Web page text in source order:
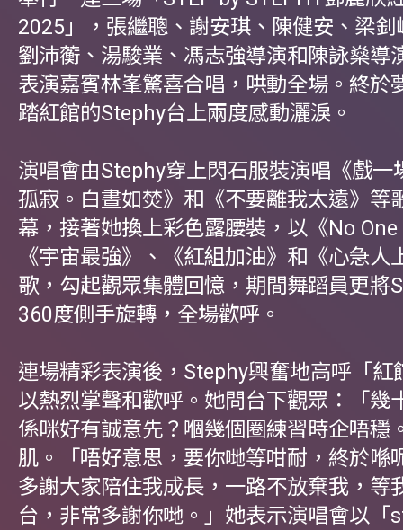
2025」，張繼聰、謝安琪、陳健安、梁
劉沛蘅、湯駿業、馮志強導演和陳詠燊導
表演嘉賓林峯驚喜合唱，哄動全場。終於
踏紅館的Stephy台上兩度感動灑淚。
演唱會由Stephy穿上閃石服裝演唱《戲一
孤寂。白晝如焚》和《不要離我太遠》等
幕，接著她換上彩色露腰裝，以《No
《宇宙最強》、《紅組加油》和《心急人
歌，勾起觀眾集體回憶，期間舞蹈員更將
360度側手旋轉，全場歡呼。
連場精彩表演後，Stephy興奮地高呼「紅
以熱烈掌聲和歡呼。她問台下觀眾：「幾
係咪好有誠意先？嗰幾個圈練習時企唔穩
肌。「唔好意思，要你哋等咁耐，終於喺
多謝大家陪住我成長，一路不放棄我，等
台，非常多謝你哋。」她表示演唱會以「